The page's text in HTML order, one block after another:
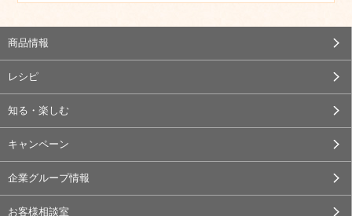
商品情報
レシピ
知る・楽しむ
キャンペーン
企業グループ情報
お客様相談室